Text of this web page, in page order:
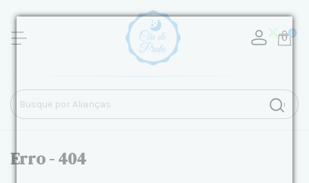
0
Erro - 404